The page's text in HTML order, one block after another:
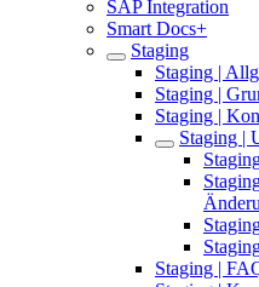
SAP Integration
Smart Docs+
Staging
Staging |
Staging |
Staging |
Staging |
Staging |